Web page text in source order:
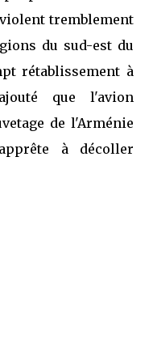
tremblement
du sud-est du
rétablissement à
que l'avion
de l'Arménie
à décoller